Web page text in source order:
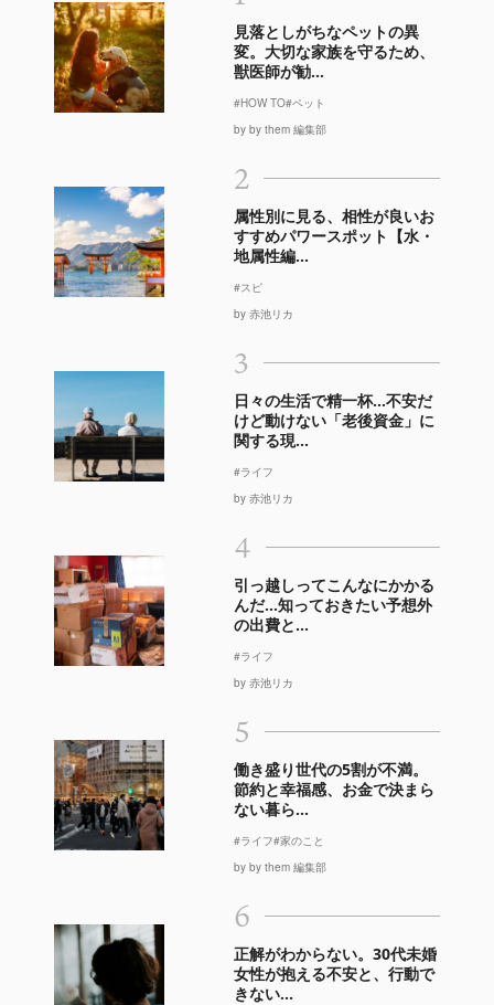
見落としがちなペットの異
変。大切な家族を守るため、
獣医師が勧...
#HOW TO#ペット
by by them 編集部
2
属性別に見る、相性が良いお
すすめパワースポット【水・
地属性編...
#スピ
by 赤池リカ
3
日々の生活で精一杯…不安だ
けど動けない「老後資金」に
関する現...
#ライフ
by 赤池リカ
4
引っ越しってこんなにかかる
んだ…知っておきたい予想外
の出費と...
#ライフ
by 赤池リカ
5
働き盛り世代の5割が不満。
節約と幸福感、お金で決まら
ない暮ら...
#ライフ#家のこと
by by them 編集部
6
正解がわからない。30代未婚
女性が抱える不安と、行動で
きない...